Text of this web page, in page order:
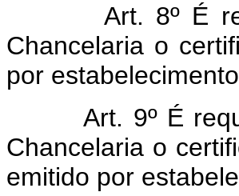
Art. 8º É
Chancelaria o
por
Art. 9º É
Chancelaria o
emitido por